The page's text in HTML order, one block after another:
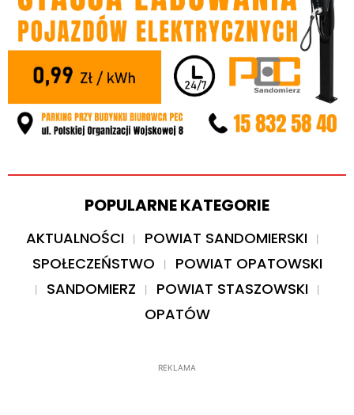
POPULARNE KATEGORIE
AKTUALNOŚCI
POWIAT SANDOMIERSKI
SPOŁECZEŃSTWO
POWIAT OPATOWSKI
SANDOMIERZ
POWIAT STASZOWSKI
OPATÓW
REKLAMA